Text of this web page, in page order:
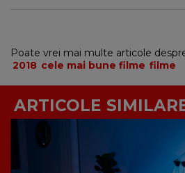
Poate vrei mai multe articole
2018 cele mai bune filme filme
ARTICOLE